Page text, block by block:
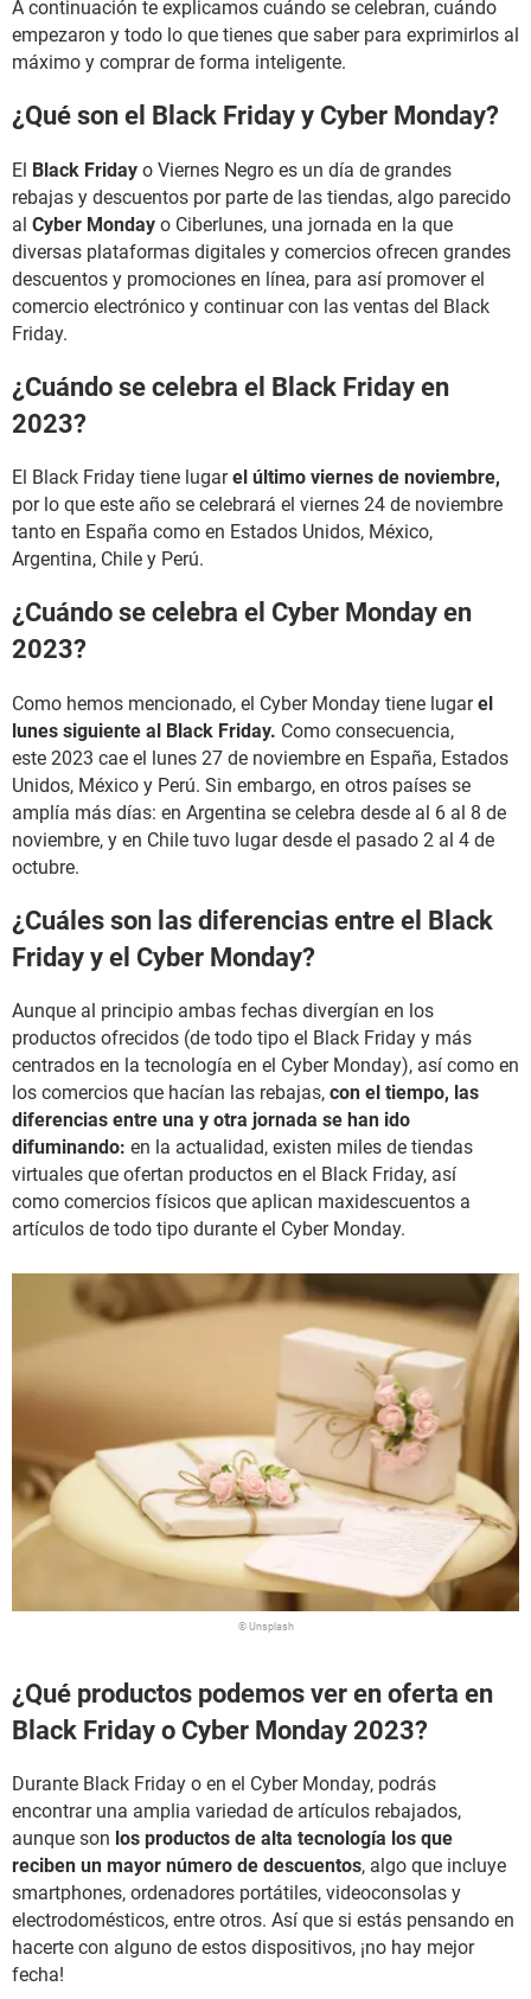
A continuación te explicamos cuándo se celebran, cuándo
empezaron y todo lo que tienes que saber para exprimirlos al
máximo y comprar de forma inteligente.
¿Qué son el Black Friday y Cyber Monday?
El Black Friday o Viernes Negro es un día de grandes
rebajas y descuentos por parte de las tiendas, algo parecido
al Cyber Monday o Ciberlunes, una jornada en la que
diversas plataformas digitales y comercios ofrecen grandes
descuentos y promociones en línea, para así promover el
comercio electrónico y continuar con las ventas del Black
Friday.
¿Cuándo se celebra el Black Friday en
2023?
El Black Friday tiene lugarel último viernes de noviembre,
por lo que este año se celebrará el viernes 24 de noviembre
tanto en España como en Estados Unidos, México,
Argentina, Chile y Perú.
¿Cuándo se celebra el Cyber Monday en
2023?
Como hemos mencionado, el Cyber Monday tiene lugarel
lunes siguiente al Black Friday. Como consecuencia,
este 2023 cae el lunes 27 de noviembre en España, Estados
Unidos, México y Perú. Sin embargo, en otros países se
amplía más días: en Argentina se celebra desde al 6 al 8 de
noviembre, y en Chile tuvo lugar desde el pasado 2 al 4 de
octubre.
¿Cuáles son las diferencias entre el Black
Friday y el Cyber Monday?
Aunque al principio ambas fechas divergían en los
productos ofrecidos (de todo tipo el Black Friday y más
centrados en la tecnología en el Cyber Monday), así como en
los comercios que hacían las rebajas, con el tiempo, las
diferencias entre una y otra jornada se han ido
difuminando: en la actualidad, existen miles de tiendas
virtuales que ofertan productos en el Black Friday, así
como comercios físicos que aplican maxidescuentos a
artículos de todo tipo durante el Cyber Monday.
© Unsplash
¿Qué productos podemos ver en oferta en
Black Friday o Cyber Monday 2023?
Durante Black Friday o en el Cyber Monday, podrás
encontrar una amplia variedad de artículos rebajados,
aunque son los productos de alta tecnología los que
reciben un mayor número de descuentos, algo que incluye
smartphones, ordenadores portátiles, videoconsolas y
electrodomésticos, entre otros. Así que si estás pensando en
hacerte con alguno de estos dispositivos, ¡no hay mejor
fecha!